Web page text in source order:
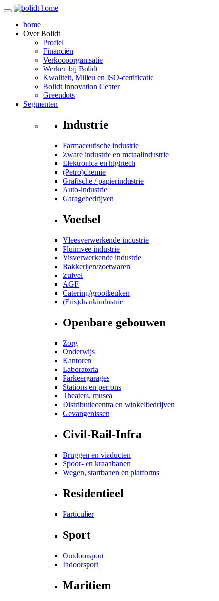
home
OverBolidt
Profiel
Financiën
Verkooporganisatie
Werken bij Bolidt
Kwaliteit, Milieu en ISO-certificatie
Bolidt Innovation Center
Greendots
Segmenten
Industrie
Farmaceutische industrie
Zware industrie en metaalindustrie
Elektronica en hightech
(Petro)chemie
Grafische / papierindustrie
Auto-industrie
Garagebedrijven
Voedsel
Vleesverwerkende industrie
Pluimvee industrie
Visverwerkende industrie
Bakkerijen/zoetwaren
Zuivel
AGF
Catering/grootkeuken
(Fris)drankindustrie
Openbare gebouwen
Zorg
Onderwijs
Kantoren
Laboratoria
Parkeergarages
Stations en perrons
Theaters, musea
Distributiecentra en winkelbedrijven
Gevangenissen
Civil-Rail-Infra
Bruggen en viaducten
Spoor- en kraanbanen
Wegen, startbanen en platforms
Residentieel
Particulier
Sport
Outdoorsport
Indoorsport
Maritiem